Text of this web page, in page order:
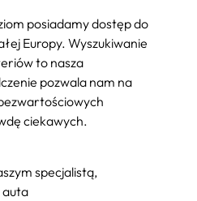
posiadamy dostęp do
Europy. Wyszukiwanie
to nasza
pozwala nam na
ciekawych.
specjalistą,